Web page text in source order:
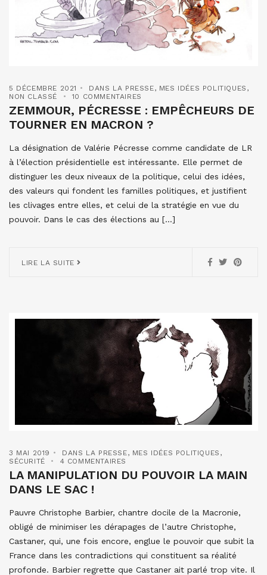
5 DÉCEMBRE 2021 DANS LA PRESSE, MES IDÉES POLITIQUES ,
NON CLASSÉ
10 COMMENTAIRES
ZEMMOUR, PÉCRESSE : EMPÊCHEURS DE
TOURNER EN MACRON ?
La désignation de Valérie Pécresse comme candidate de LR
à l’élection présidentielle est intéressante. Elle permet de
distinguer les deux niveaux de la politique, celui des idées,
des valeurs qui fondent les familles politiques, et justifient
les clivages entre elles, et celui de la stratégie en vue du
pouvoir. Dans le cas des élections au […]
LIRE LA SUITE
3 MAI 2019 DANS LA PRESSE, MES IDÉES POLITIQUES ,
SÉCURITÉ
4 COMMENTAIRES
LA MANIPULATION DU POUVOIR LA MAIN
DANS LE SAC !
Pauvre Christophe Barbier, chantre docile de la Macronie,
obligé de minimiser les dérapages de l’autre Christophe,
Castaner, qui, une fois encore, englue le pouvoir que subit la
France dans les contradictions qui constituent sa réalité
profonde. Barbier regrette que Castaner ait parlé trop vite. Il